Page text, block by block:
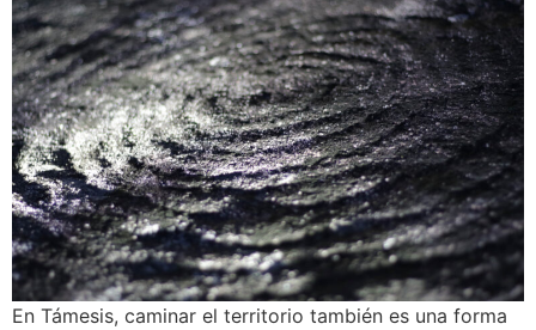
En Támesis, caminar el territorio también es una forma